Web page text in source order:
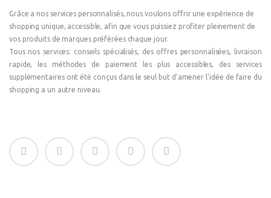
Grâce a nos services personnalisés, nous voulons offrir une expérience de
shopping unique, accessible, afin que vous puissiez profiter pleinement de
vos produits de marques préférées chaque jour.
Tous nos services: conseils spécialisés, des offres personnalisées, livraison
rapide, les méthodes de paiement les plus accessibles, des services
supplémentaires ont été conçus dans le seul but d'amener l'idée de faire du
shopping a un autre niveau.